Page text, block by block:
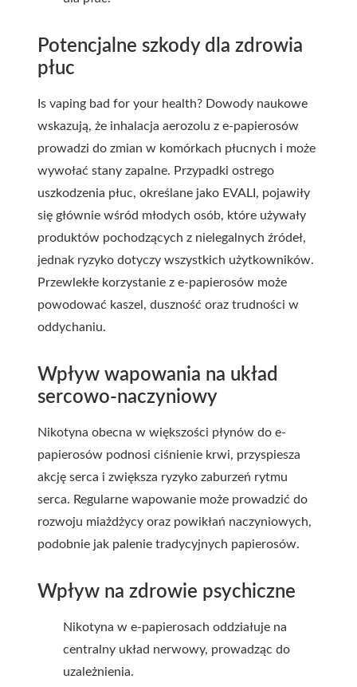
Potencjalne szkody dla zdrowia
płuc
Is vaping bad for your health? Dowody naukowe
wskazują, że inhalacja aerozolu z e-papierosów
prowadzi do zmian w komórkach płucnych i może
wywołać stany zapalne. Przypadki ostrego
uszkodzenia płuc, określane jako EVALI, pojawiły
się głównie wśród młodych osób, które używały
produktów pochodzących z nielegalnych źródeł,
jednak ryzyko dotyczy wszystkich użytkowników.
Przewlekłe korzystanie z e-papierosów może
powodować kaszel, duszność oraz trudności w
oddychaniu.
Wpływ wapowania na układ
sercowo-naczyniowy
Nikotyna obecna w większości płynów do e-
papierosów podnosi ciśnienie krwi, przyspiesza
akcję serca i zwiększa ryzyko zaburzeń rytmu
serca. Regularne wapowanie może prowadzić do
rozwoju miażdżycy oraz powikłań naczyniowych,
podobnie jak palenie tradycyjnych papierosów.
Wpływ na zdrowie psychiczne
Nikotyna w e-papierosach oddziałuje na
centralny układ nerwowy, prowadząc do
uzależnienia.